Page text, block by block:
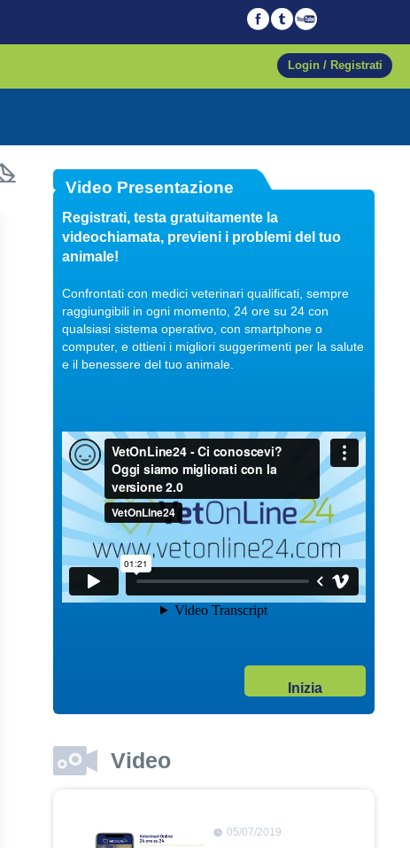
Login / Registrati
Video Presentazione
Registrati, testa gratuitamente la
videochiamata, previeni i problemi del tuo
animale!
Confrontati con medici veterinari qualificati, sempre
raggiungibili in ogni momento, 24 ore su 24 con
qualsiasi sistema operativo, con smartphone o
computer, e ottieni i migliori suggerimenti per la salute
e il benessere del tuo animale.
Inizia
Video
Veterinario di fiducia
Dott. Maurizio Albano
Guarda il video
04/10/2017
Regalare un pet
04/10/2017
Garanzie post vendita
Dott. Maurizio Albano
Guarda il video
04/10/2017
Adozione
Dott. Maurizio Albano
05/07/2019